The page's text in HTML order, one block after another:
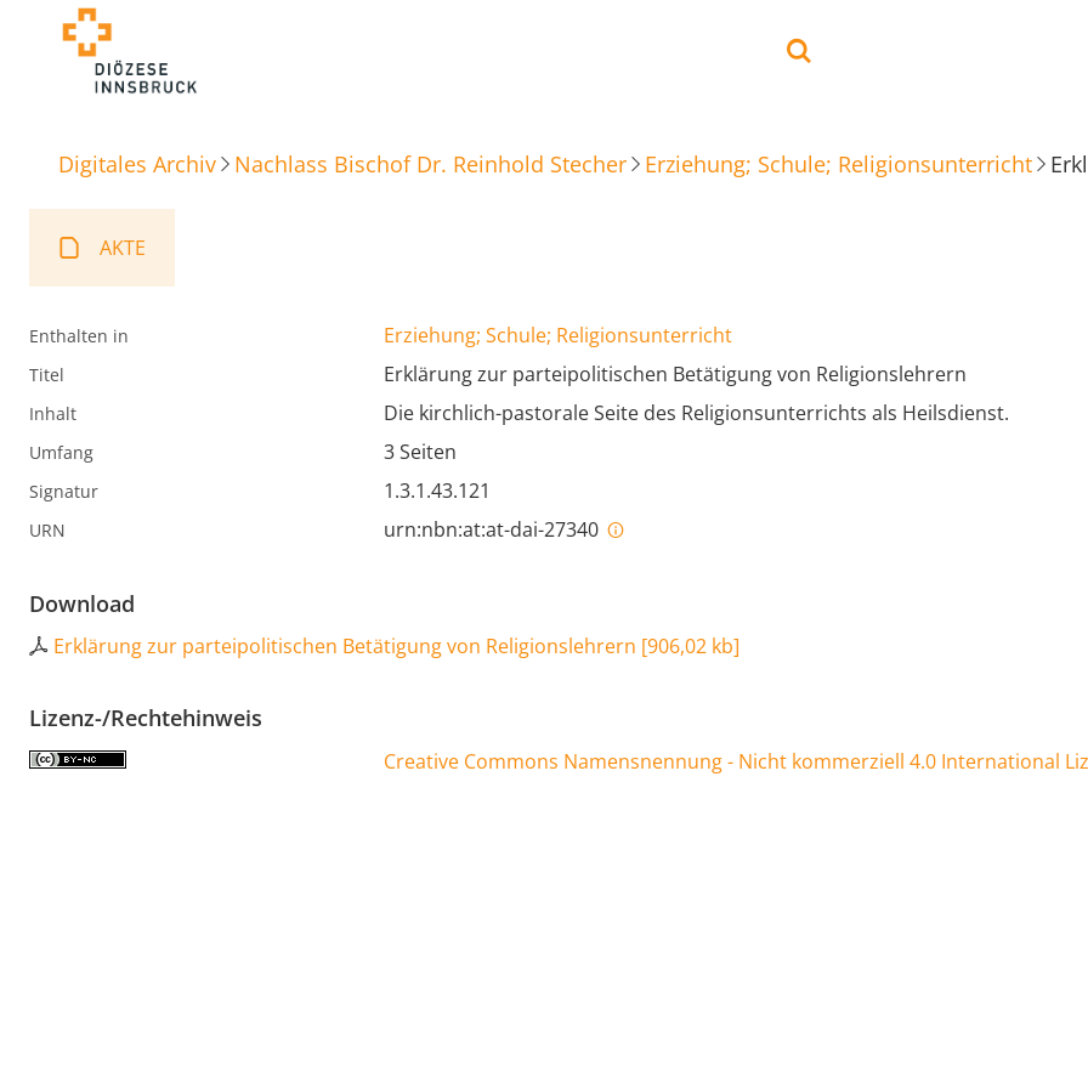
Digitales Archiv Nachlass Bischof Dr. Reinhold Stecher Erziehung; Schule; Religionsunterricht
AKTE
Enthalten in Erziehung; Schule; Religionsunterricht
Titel Erklärung zur parteipolitischen Betätigung von Religionslehrern
Inhalt Die kirchlich-pastorale Seite des Religionsunterrichts als Heilsdienst.
Umfang 3 Seiten
Signatur 1.3.1.43.121
URN urn:nbn:at:at-dai-27340
Download
Erklärung zur parteipolitischen Betätigung von Religionslehrern [906,02 kb]
Lizenz-/Rechtehinweis
Creative Commons Namensnennung - Nicht kommerziell 4.0 International